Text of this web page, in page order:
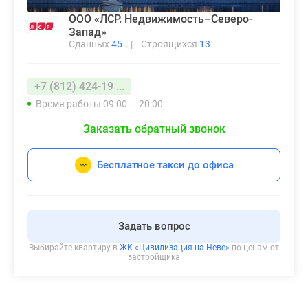
ООО «ЛСР. Недвижимость–Северо-
Запад»
Сданных45 | Строящихся 13
+7 (812) 424-19 ...
Время работы 09:00 — 20:00
Заказать обратный звонок
Бесплатное такси до офиса
Задать вопрос
Выбирайте квартиру в ЖК «Цивилизация на Неве» по ценам от
застройщика